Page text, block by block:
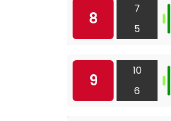
8
7
5
9
10
6